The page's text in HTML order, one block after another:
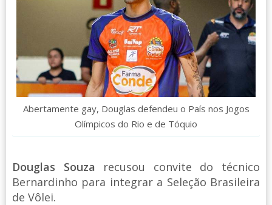
Abertamente gay, Douglas defendeu o País nos Jogos
Olímpicos do Rio e de Tóquio
Douglas Souza recusou convite do técnico
Bernardinho para integrar a Seleção Brasileira
de Vôlei.